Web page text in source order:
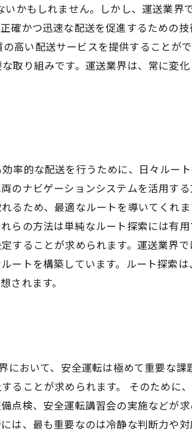
かもしれません。しかし、運送業界
かつ迅速な配送を促進するための技
高い配送サービスを提供することが
取り組みです。運送業界は、常に変
的な配送を行うために、日々ルー
のナビゲーションシステムを活用す
るため、最適なルートを導いてくれ
らの方法は単純なルート探索には有
することが求められます。運送業界
トを構築しています。ルート探索
されます。
おいて、安全運転は極めて重要な
ることが求められます。 そのために
点検、安全運転講習会の実施などが
は、最も重要なのは冷静な判断力や